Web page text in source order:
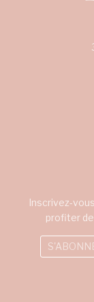
Inscrivez-
profiter